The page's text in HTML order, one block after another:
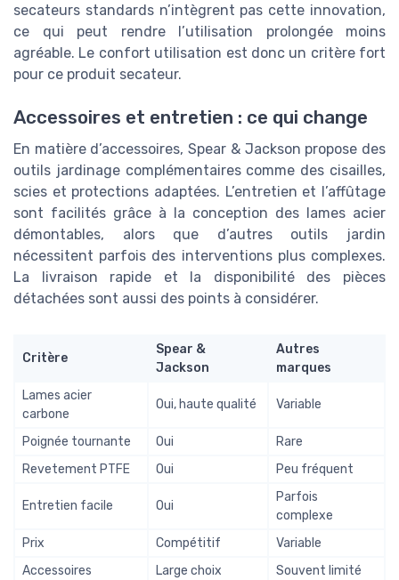
secateurs standards n’intègrent pas cette innovation,
ce qui peut rendre l’utilisation prolongée moins
agréable. Le confort utilisation est donc un critère fort
pour ce produit secateur.
Accessoires et entretien : ce qui change
En matière d’accessoires, Spear & Jackson propose des
outils jardinage complémentaires comme des cisailles,
scies et protections adaptées. L’entretien et l’affûtage
sont facilités grâce à la conception des lames acier
démontables, alors que d’autres outils jardin
nécessitent parfois des interventions plus complexes.
La livraison rapide et la disponibilité des pièces
détachées sont aussi des points à considérer.
Critère
Spear &
Jackson
Autres
marques
Lames acier
carbone
Oui, haute qualité Variable
Poignée tournante Oui
Rare
Revetement PTFE
Oui Peu fréquent
Entretien facile Oui
Parfois
complexe
Prix
Compétitif
Variable
Accessoires
Large choix Souvent limité